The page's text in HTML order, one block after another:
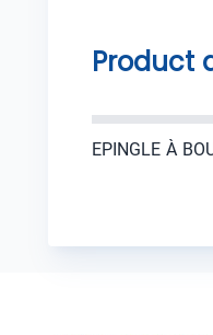
Product
EPINGLE À